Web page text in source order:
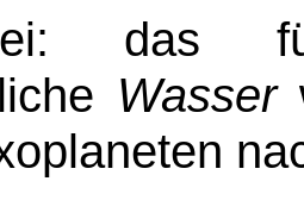
das
Wasser